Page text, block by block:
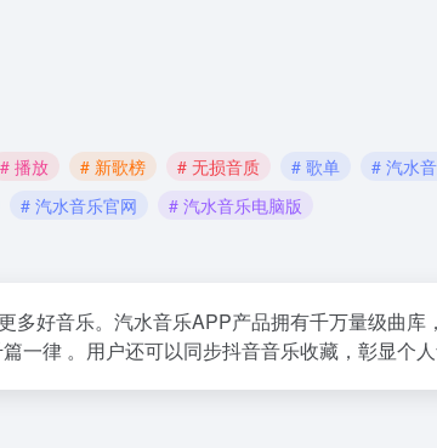
# 播放 # 新歌榜 # 无损音质 # 歌单
# 汽水
# 汽水音乐官网 # 汽水音乐电脑版
多好音乐。汽水音乐APP产品拥有千万量级曲
一律 。用户还可以同步抖音音乐收藏，彰显个人